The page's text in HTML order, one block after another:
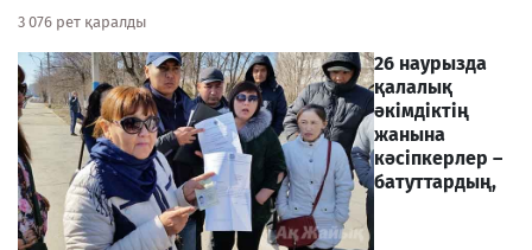
3 076 рет қаралды
26 наурызда
қалалық
әкімдіктің
жанына
кәсіпкерлер –
батуттардың,